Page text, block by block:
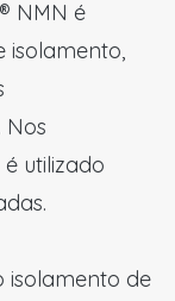
NMN é
isolamento,
utilizado
isolamento de